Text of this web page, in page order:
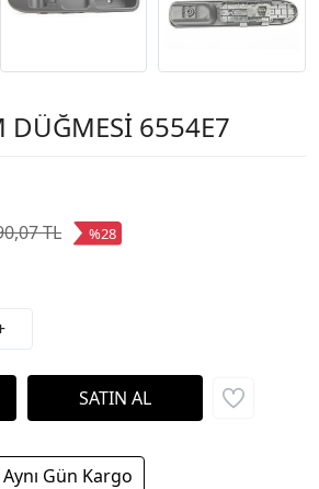
DÜĞMESİ 6554E7
TL %28
Aynı Gün Kargo